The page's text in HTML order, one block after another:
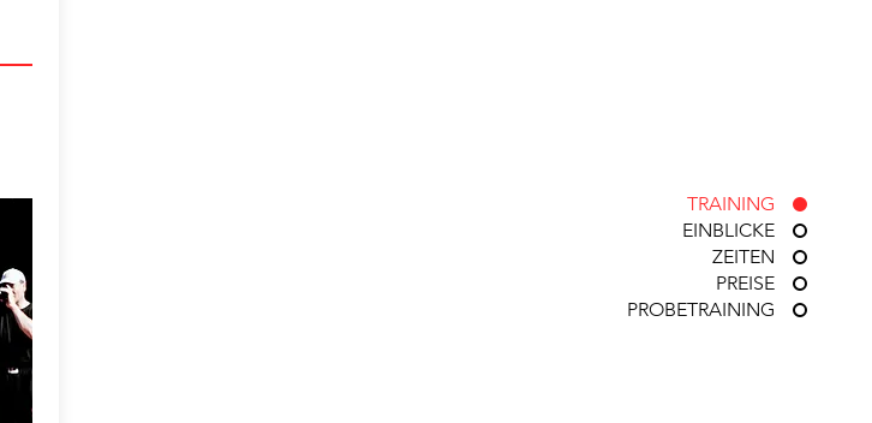
TRAINING
EINBLICKE
ZEITEN
PREISE
PROBETRAINING